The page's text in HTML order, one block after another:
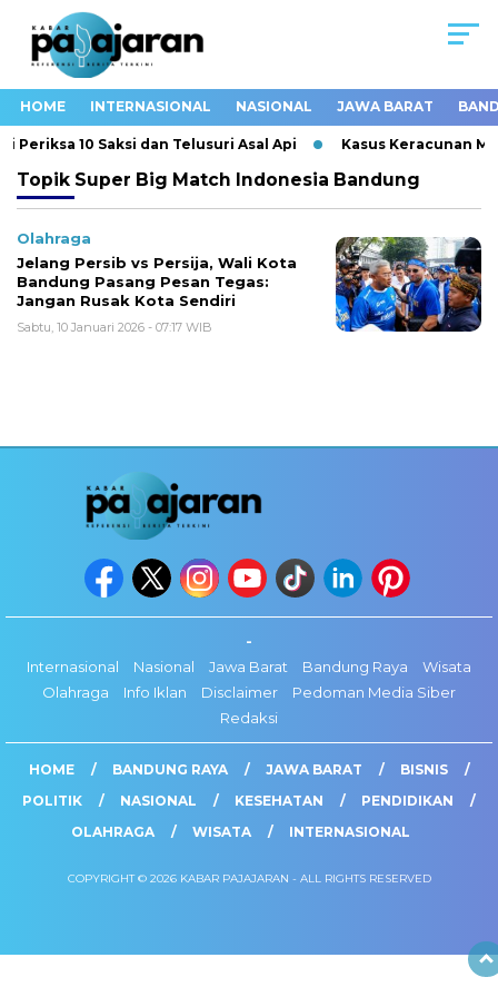
HOME INTERNASIONAL NASIONAL JAWA BARAT
10 Saksi dan Telusuri Asal Api Kasus Keracunan
Topik Super Big Match Indonesia Bandung
Olahraga
Jelang Persib vs Persija, Wali Kota
Bandung Pasang Pesan Tegas:
Jangan Rusak Kota Sendiri
Sabtu, 10 Januari 2026 - 07:17 WIB
-
Internasional
Nasional Jawa Barat Bandung Raya
Wisata
Olahraga
Info Iklan Disclaimer
Pedoman Media Siber
Redaksi
HOME BANDUNG RAYA JAWA BARAT
BISNIS
POLITIK
NASIONAL KESEHATAN
PENDIDIKAN
OLAHRAGA
WISATA INTERNASIONAL
COPYRIGHT © 2026 KABAR PAJAJARAN - ALL RIGHTS RESERVED